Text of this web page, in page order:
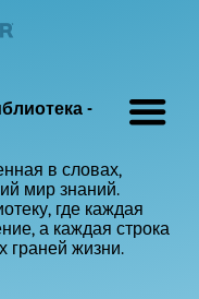
-
в словах,
мир знаний.
где каждая
а каждая строка
граней жизни.